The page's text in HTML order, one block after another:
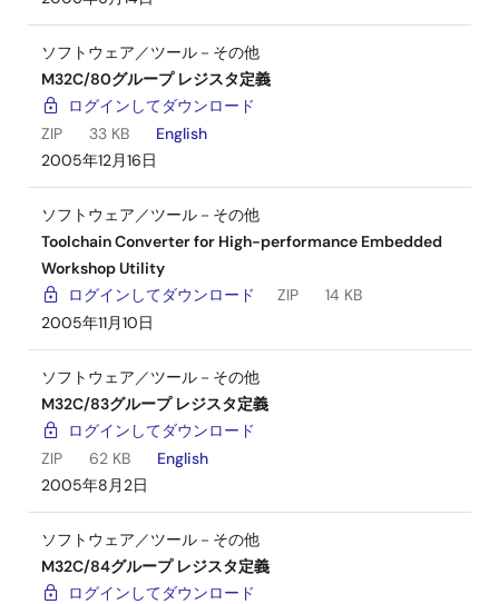
ソフトウェア／ツール－その他
M32C/80グループ レジスタ定義
ログインしてダウンロード
ZIP
33 KB
English
2005年12月16日
ソフトウェア／ツール－その他
Toolchain Converter for High-performance Embedded
Workshop Utility
ログインしてダウンロード
ZIP
14 KB
2005年11月10日
ソフトウェア／ツール－その他
M32C/83グループ レジスタ定義
ログインしてダウンロード
ZIP
62 KB
English
2005年8月2日
ソフトウェア／ツール－その他
M32C/84グループ レジスタ定義
ログインしてダウンロード